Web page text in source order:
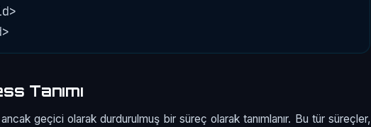
Tanımı
geçici olarak durdurulmuş bir süreç olarak tanımlanır. Bu tür süreçler,